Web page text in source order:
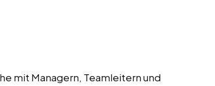
mit Managern, Teamleitern und